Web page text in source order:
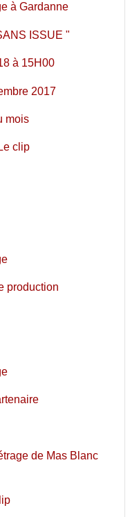
à Gardanne
ISSUE "
à 15H00
2017
mois
clip
production
de Mas Blanc